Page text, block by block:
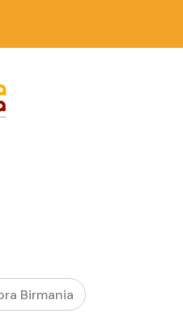
Birmania